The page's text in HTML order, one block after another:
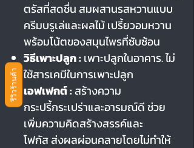
ตรัสที่สดชื่น สมผสานรสหวานแบบ
ครีมบรูเล่และผลไม้ เปรี้ยวอมหวาน
พร้อมโน้ตของสมุนไพรที่ซับซ้อน
วิธีเพาะปลูก : เพาะปลูกในอาคาร. ไม่
ใช้สารเคมีในการเพาะปลูก
เอฟเฟกต์ :สร้างความ
กระปรี้กระเปร่าและอารมณ์ดี ช่วย
เพิ่มความคิดสร้างสรรค์และ
โฟกัส ส่งผลผ่อนคลายโดยไม่ทำให้
รีวิวร้านค้า